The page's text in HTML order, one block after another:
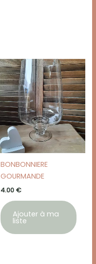
BONBONNIERE
GOURMANDE
4.00 €
Ajouter à ma
liste